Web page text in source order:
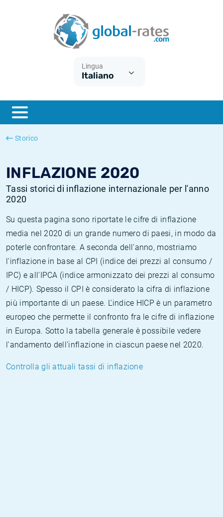
Lingua
Italiano
Storico
INFLAZIONE 2020
Tassi storici di inflazione internazionale per l'anno
2020
Su questa pagina sono riportate le cifre di inflazione
media nel 2020 di un grande numero di paesi, in modo da
poterle confrontare. A seconda dell'anno, mostriamo
l'inflazione in base al CPI (indice dei prezzi al consumo /
IPC) e all'IPCA (indice armonizzato dei prezzi al consumo
/ HICP). Spesso il CPI è considerato la cifra di inflazione
più importante di un paese. L'indice HICP è un parametro
europeo che permette il confronto fra le cifre di inflazione
in Europa. Sotto la tabella generale è possibile vedere
l'andamento dell'inflazione in ciascun paese nel 2020.
Controlla gli attuali tassi di inflazione
ESTER
SONIA
Cos'è l'inflazione CPI?
Cos'è l'inflazione HICP?
Inflazione Italia
Inflazione Stati Uniti
Tassi storici Euribor
Tassi storici di SONIA
Tassi storici di TONAR
Calcolatore dell’inflazione